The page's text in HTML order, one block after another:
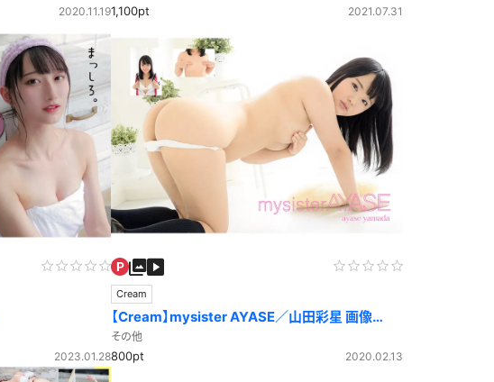
マーチングバンド
ジャージ
Tシャツ
袴ワンピース
アイドル風
サバゲー
エプロン
コート
ニットベスト
2020.11.191,100pt 2021.07.31
2023.01.28
Cream
【Cream】mysister AYASE／山田彩星 画像
&Movie
その他
800pt 2020.02.13